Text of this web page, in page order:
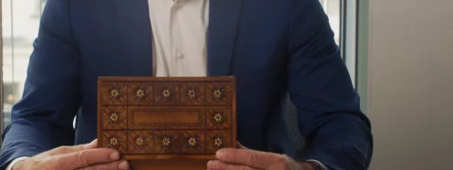
ARaymond fête ses 160 ans [extrait]
Corporate